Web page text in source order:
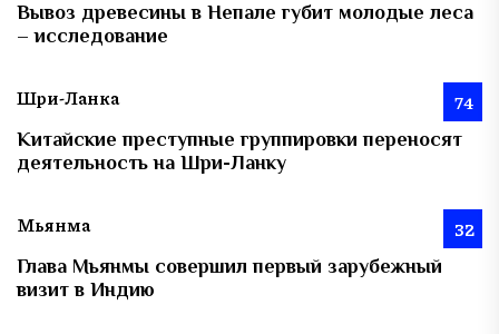
Вывоз древесины в Непале губит молодые леса
– исследование
Шри-Ланка 74
Китайские преступные группировки переносят
деятельность на Шри-Ланку
Мьянма 32
Глава Мьянмы совершил первый зарубежный
визит в Индию